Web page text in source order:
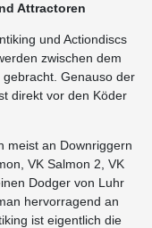
Attractoren
und Actiondiscs
zwischen dem
Genauso der
direkt vor den Köder
meist an Downriggern
VK Salmon 2, VK
Dodger von Luhr
hervorragend an
ist eigentlich die